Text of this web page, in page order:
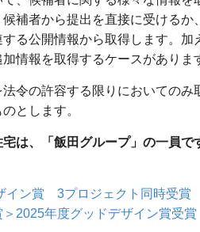
候補者から提出を直接に受ける
る公開情報から取得します。
情報を取得するケースがありま
法令の許容する限りにおいての
とします。
は、「飯田グループ」の一員で
イン賞 3プロジェクト同時受賞
＞2025年度グッドデザイン賞受賞